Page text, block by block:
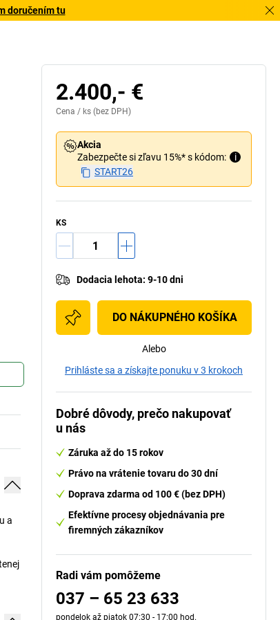
doručením tu
a
2.400,- €
Cena / ks (bez DPH)
Akcia
Zabezpečte si zľavu 15%* s kódom:
i
START26
KS
Dodacia lehota: 9-10 dni
DO NÁKUPNÉHO KOŠÍKA
Alebo
Prihláste sa a získajte ponuku v 3 krokoch
Dobré dôvody, prečo nakupovať
u nás
Záruka až do 15 rokov
Právo na vrátenie tovaru do 30 dní
Doprava zdarma od 100 € (bez DPH)
Efektívne procesy objednávania pre
firemných zákazníkov
Radi vám pomôžeme
037 – 65 23 633
pondelok až piatok 07:30 - 17:00 hod.